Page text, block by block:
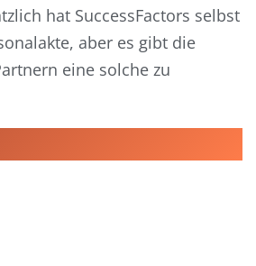
hat SuccessFactors selbst
aber es gibt die
eine solche zu